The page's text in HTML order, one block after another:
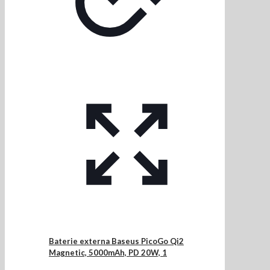
Baterie externa Baseus PicoGo Qi2
Magnetic, 5000mAh, PD 20W, 1